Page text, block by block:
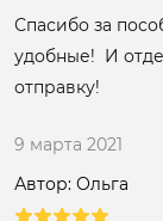
Спасибо за
удобные! И
отправку!
9 марта 2021
Автор: Ольга